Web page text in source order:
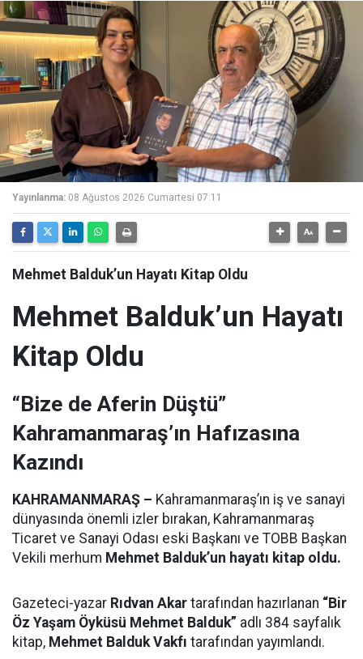
Yayınlanma: 08 Ağustos 2026 Cumartesi 07:11
Mehmet Balduk’un Hayatı Kitap Oldu
Mehmet Balduk’un Hayatı
Kitap Oldu
“Bize de Aferin Düştü”
Kahramanmaraş’ın Hafızasına
Kazındı
KAHRAMANMARAŞ – Kahramanmaraş’ın iş ve sanayi
dünyasında önemli izler bırakan, Kahramanmaraş
Ticaret ve Sanayi Odası eski Başkanı ve TOBB Başkan
Vekili merhum Mehmet Balduk’un hayatı kitap oldu.
Gazeteci-yazar Rıdvan Akar tarafından hazırlanan “Bir
Öz Yaşam Öyküsü Mehmet Balduk” adlı 384 sayfalık
kitap, Mehmet Balduk Vakfı tarafından yayımlandı.